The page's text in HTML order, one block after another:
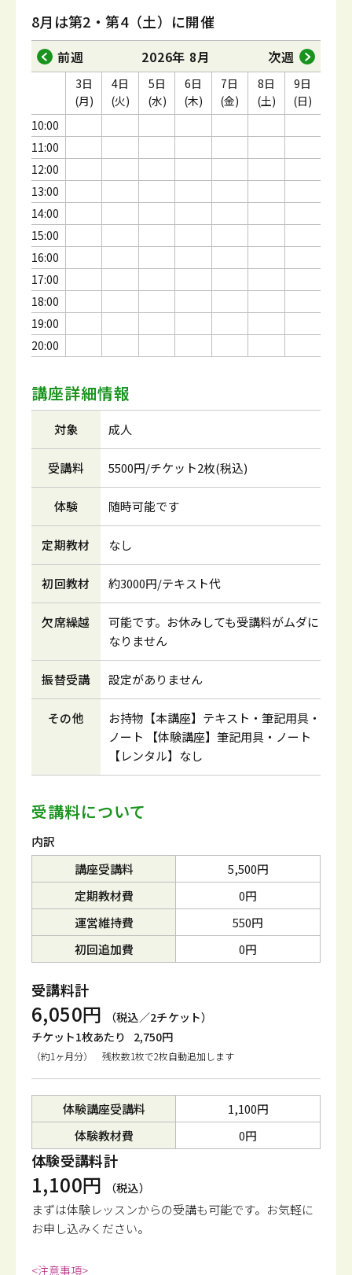
8月は第2・第4（土）に開催
前週 2026年 8月 次週
10:00
11:00
12:00
13:00
14:00
15:00
16:00
17:00
18:00
19:00
20:00
3日
(月)
4日
(火)
5日
(水)
6日
(木)
7日
(金)
8日
(土)
9日
(日)
講座詳細情報
対象 成人
受講料 5500円/チケット2枚(税込)
体験 随時可能です
定期教材 なし
初回教材 約3000円/テキスト代
欠席繰越
可能です。お休みしても受講料がムダに
なりません
振替受講 設定がありません
その他
お持物【本講座】テキスト・筆記用具・
ノート 【体験講座】筆記用具・ノート
【レンタル】なし
受講料について
内訳
講座受講料
5,500円
定期教材費
0円
運営維持費
550円
初回追加費
0円
受講料計
6,050円
（税込／2チケット）
チケット1枚あたり
2,750円
（約1ヶ月分） 残枚数1枚で2枚自動追加します
体験講座受講料
1,100円
体験教材費
0円
体験受講料計
1,100円 （税込）
まずは体験レッスンからの受講も可能です。 お気軽に
お申し込みください。
<注意事項>